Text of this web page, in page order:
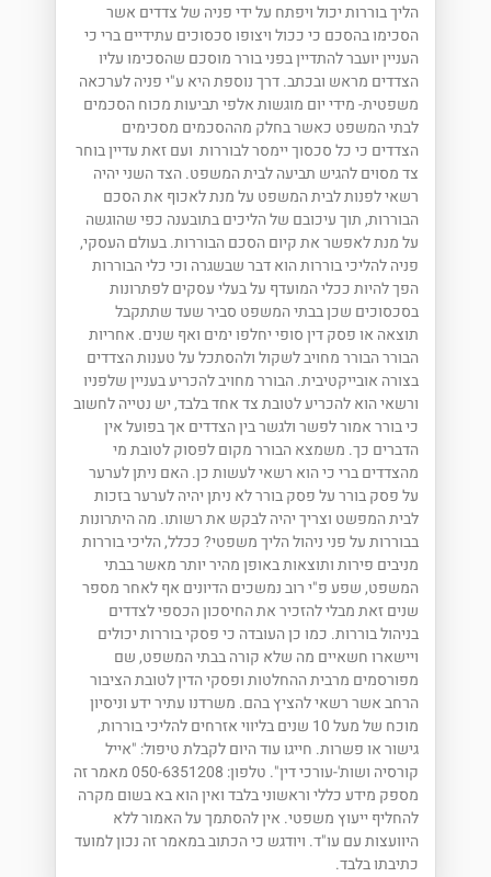
הליך בוררות יכול ויפתח על ידי פניה של צדדים אשר
הסכימו בהסכם כי ככול ויצופו סכסוכים עתידיים ברי כי
העניין יועבר להתדיין בפני בורר מוסכם שהסכימו עליו
הצדדים מראש ובכתב. דרך נוספת היא ע"י פניה לערכאה
משפטית- מידי יום מוגשות אלפי תביעות מכוח הסכמים
לבתי המשפט כאשר בחלק מההסכמים מסכימים
הצדדים כי כל סכסוך יימסר לבוררות ועם זאת עדיין בוחר
צד מסוים להגיש תביעה לבית המשפט. הצד השני יהיה
רשאי לפנות לבית המשפט על מנת לאכוף את הסכם
הבוררות, תוך עיכובם של הליכים בתובענה כפי שהוגשה
על מנת לאפשר את קיום הסכם הבוררות. בעולם העסקי,
פניה להליכי בוררות הוא דבר שבשגרה וכי כלי הבוררות
הפך להיות ככלי המועדף על בעלי עסקים לפתרונות
בסכסוכים שכן בבתי המשפט סביר שעד שתתקבל
תוצאה או פסק דין סופי יחלפו ימים ואף שנים. אחריות
הבורר הבורר מחויב לשקול ולהסתכל על טענות הצדדים
בצורה אובייקטיבית. הבורר מחויב להכריע בעניין שלפניו
ורשאי הוא להכריע לטובת צד אחד בלבד, יש נטייה לחשוב
כי בורר אמור לפשר ולגשר בין הצדדים אך בפועל אין
הדברים כך. משמצא הבורר מקום לפסוק לטובת מי
מהצדדים ברי כי הוא רשאי לעשות כן. האם ניתן לערער
על פסק בורר על פסק בורר לא ניתן יהיה לערער בזכות
לבית המפשט וצריך יהיה לבקש את רשותו. מה היתרונות
בבוררות על פני ניהול הליך משפטי? ככלל, הליכי בוררות
מניבים פירות ותוצאות באופן מהיר יותר מאשר בבתי
המשפט, שפע פ"י רוב נמשכים הדיונים אף לאחר מספר
שנים זאת מבלי להזכיר את החיסכון הכספי לצדדים
בניהול בוררות. כמו כן העובדה כי פסקי בוררות יכולים
ויישארו חשאיים מה שלא קורה בבתי המשפט, שם
מפורסמים מרבית ההחלטות ופסקי הדין לטובת הציבור
הרחב אשר רשאי להציץ בהם. משרדנו עתיר ידע וניסיון
מוכח של מעל 10 שנים בליווי אזרחים להליכי בוררות,
גישור או פשרות. חייגו עוד היום לקבלת טיפול: "אייל
קורסיה ושות'-עורכי דין". טלפון: 050-6351208 מאמר זה
מספק מידע כללי וראשוני בלבד ואין הוא בא בשום מקרה
להחליף ייעוץ משפטי. אין להסתמך על האמור ללא
היוועצות עם עו"ד. ויודגש כי הכתוב במאמר זה נכון למועד
כתיבתו בלבד.